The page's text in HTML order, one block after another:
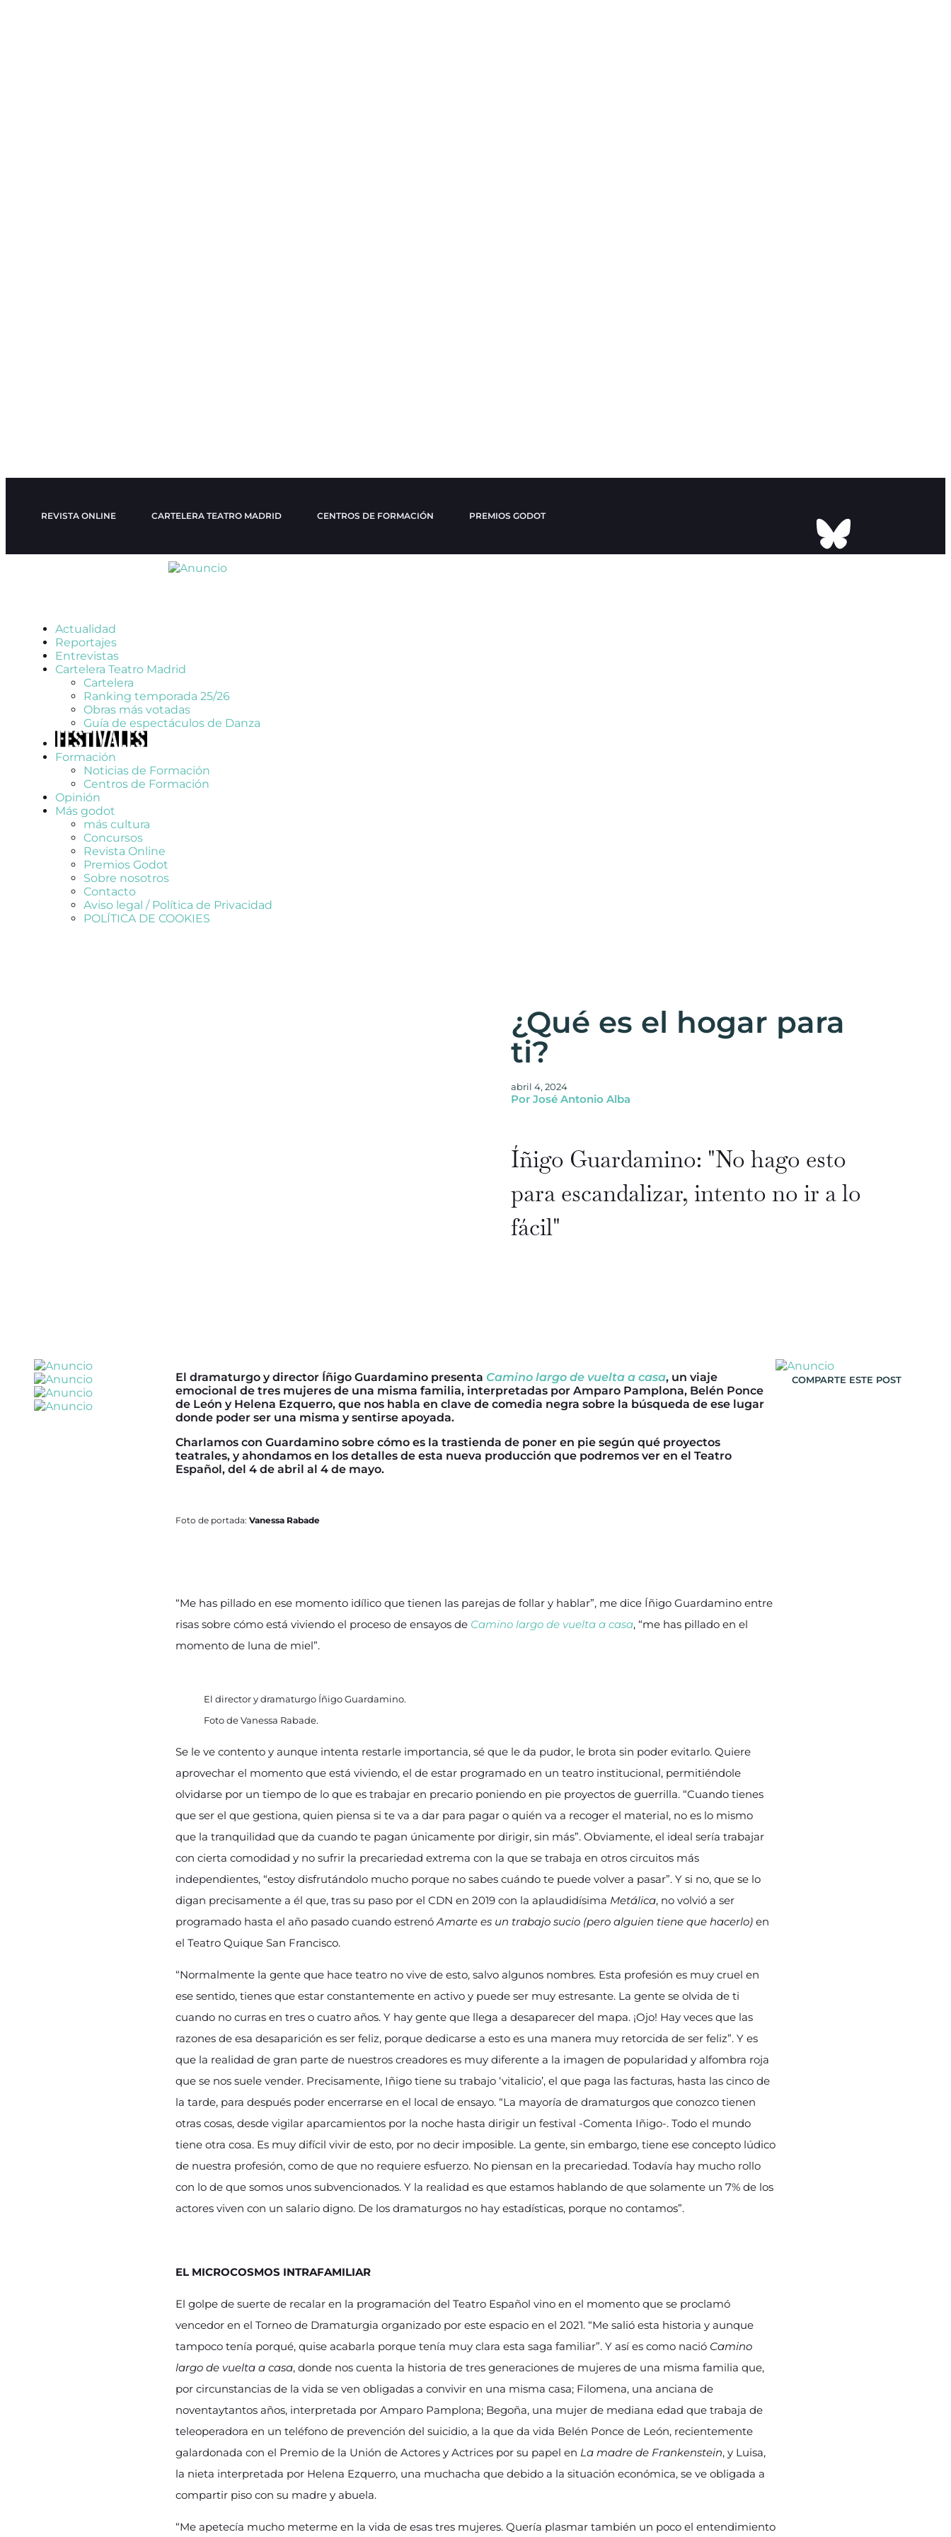
REVISTA ONLINE CARTELERA TEATRO MADRID CENTROS DE FORMACIÓN PREMIOS GODOT
Actualidad
Reportajes
Entrevistas
Cartelera Teatro Madrid
Cartelera
Ranking temporada 25/26
Obras más votadas
Guía de espectáculos de Danza
Formación
Noticias de Formación
Centros de Formación
Opinión
Más godot
más cultura
Concursos
Revista Online
Premios Godot
Sobre nosotros
Contacto
Aviso legal / Política de Privacidad
POLÍTICA DE COOKIES
¿Qué es el hogar para
ti?
abril 4, 2024
Por José Antonio Alba
Íñigo Guardamino: "No hago esto
para escandalizar, intento no ir a lo
fácil"
El dramaturgo y director Íñigo Guardamino presenta Camino largo de vuelta a casa, un viaje
emocional de tres mujeres de una misma familia, interpretadas por Amparo Pamplona, Belén Ponce
de León y Helena Ezquerro, que nos habla en clave de comedia negra sobre la búsqueda de ese lugar
donde poder ser una misma y sentirse apoyada.
Charlamos con Guardamino sobre cómo es la trastienda de poner en pie según qué proyectos
teatrales, y ahondamos en los detalles de esta nueva producción que podremos ver en el Teatro
Español, del 4 de abril al 4 de mayo.
Foto de portada: Vanessa Rabade
“Me has pillado en ese momento idílico que tienen las parejas de follar y hablar”, me dice Íñigo Guardamino entre
risas sobre cómo está viviendo el proceso de ensayos de Camino largo de vuelta a casa, “me has pillado en el
momento de luna de miel”.
El director y dramaturgo Íñigo Guardamino.
Foto de Vanessa Rabade.
Se le ve contento y aunque intenta restarle importancia, sé que le da pudor, le brota sin poder evitarlo. Quiere
aprovechar el momento que está viviendo, el de estar programado en un teatro institucional, permitiéndole
olvidarse por un tiempo de lo que es trabajar en precario poniendo en pie proyectos de guerrilla. “Cuando tienes
que ser el que gestiona, quien piensa si te va a dar para pagar o quién va a recoger el material, no es lo mismo
que la tranquilidad que da cuando te pagan únicamente por dirigir, sin más”. Obviamente, el ideal sería trabajar
con cierta comodidad y no sufrir la precariedad extrema con la que se trabaja en otros circuitos más
independientes, “estoy disfrutándolo mucho porque no sabes cuándo te puede volver a pasar”. Y si no, que se lo
digan precisamente a él que, tras su paso por el CDN en 2019 con la aplaudidísima Metálica, no volvió a ser
programado hasta el año pasado cuando estrenóAmarte es un trabajo sucio (pero alguien tiene que hacerlo) en
el Teatro Quique San Francisco.
“Normalmente la gente que hace teatro no vive de esto, salvo algunos nombres. Esta profesión es muy cruel en
ese sentido, tienes que estar constantemente en activo y puede ser muy estresante. La gente se olvida de ti
cuando no curras en tres o cuatro años. Y hay gente que llega a desaparecer del mapa. ¡Ojo! Hay veces que las
razones de esa desaparición es ser feliz, porque dedicarse a esto es una manera muy retorcida de ser feliz”. Y es
que la realidad de gran parte de nuestros creadores es muy diferente a la imagen de popularidad y alfombra roja
que se nos suele vender. Precisamente, Iñigo tiene su trabajo ‘vitalicio’, el que paga las facturas, hasta las cinco de
la tarde, para después poder encerrarse en el local de ensayo. “La mayoría de dramaturgos que conozco tienen
otras cosas, desde vigilar aparcamientos por la noche hasta dirigir un festival -Comenta Iñigo-. Todo el mundo
tiene otra cosa. Es muy difícil vivir de esto, por no decir imposible. La gente, sin embargo, tiene ese concepto lúdico
de nuestra profesión, como de que no requiere esfuerzo. No piensan en la precariedad. Todavía hay mucho rollo
con lo de que somos unos subvencionados. Y la realidad es que estamos hablando de que solamente un 7% de los
actores viven con un salario digno. De los dramaturgos no hay estadísticas, porque no contamos”.
EL MICROCOSMOS INTRAFAMILIAR
El golpe de suerte de recalar en la programación del Teatro Español vino en el momento que se proclamó
vencedor en el Torneo de Dramaturgia organizado por este espacio en el 2021. “Me salió esta historia y aunque
tampoco tenía porqué, quise acabarla porque tenía muy clara esta saga familiar”. Y así es como nació Camino
largo de vuelta a casa, donde nos cuenta la historia de tres generaciones de mujeres de una misma familia que,
por circunstancias de la vida se ven obligadas a convivir en una misma casa; Filomena, una anciana de
noventaytantos años, interpretada por Amparo Pamplona; Begoña, una mujer de mediana edad que trabaja de
teleoperadora en un teléfono de prevención del suicidio, a la que da vida Belén Ponce de León, recientemente
galardonada con el Premio de la Unión de Actores y Actrices por su papel en La madre de Frankenstein, y Luisa,
la nieta interpretada por Helena Ezquerro, una muchacha que debido a la situación económica, se ve obligada a
compartir piso con su madre y abuela.
“Me apetecía mucho meterme en la vida de esas tres mujeres. Quería plasmar también un poco el entendimiento
COMPARTE ESTE POST